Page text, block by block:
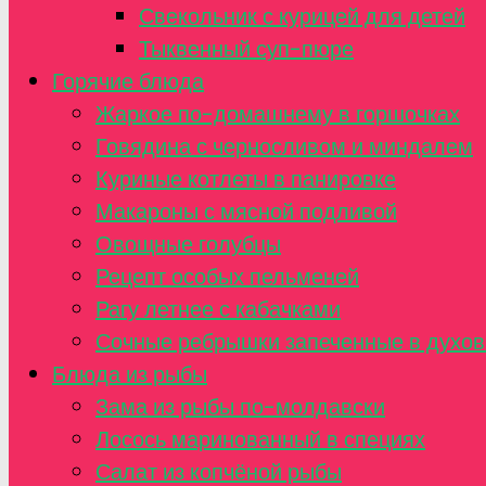
Свекольник с курицей для детей
Тыквенный суп-пюре
Горячие блюда
Жаркое по-домашнему в горшочках
Говядина с черносливом и миндалем
Куриные котлеты в панировке
Макароны с мясной подливой
Овощные голубцы
Рецепт особых пельменей
Рагу летнее с кабачками
Сочные ребрышки запеченные в
Блюда из рыбы
Зама из рыбы по-молдавски
Лосось маринованный в специях
Салат из копчёной рыбы